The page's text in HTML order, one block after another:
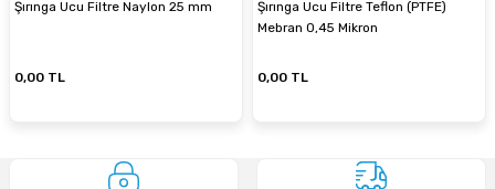
Şırınga Ucu Filtre Naylon 25 mm
0,00 TL
Şırınga Ucu Filtre Teflon (PTFE)
Mebran 0,45 Mikron
0,00 TL